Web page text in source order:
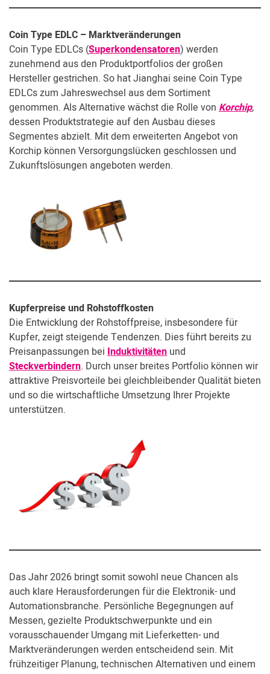
Coin Type EDLC – Marktveränderungen
Coin Type EDLCs (Superkondensatoren) werden
zunehmend aus den Produktportfolios der großen
Hersteller gestrichen. So hat Jianghai seine Coin Type
EDLCs zum Jahreswechsel aus dem Sortiment
genommen. Als Alternative wächst die Rolle von Korchip,
dessen Produktstrategie auf den Ausbau dieses
Segmentes abzielt. Mit dem erweiterten Angebot von
Korchip können Versorgungslücken geschlossen und
Zukunftslösungen angeboten werden.
Kupferpreise und Rohstoffkosten
Die Entwicklung der Rohstoffpreise, insbesondere für
Kupfer, zeigt steigende Tendenzen. Dies führt bereits zu
Preisanpassungen bei Induktivitäten und
Steckverbindern. Durch unser breites Portfolio können wir
attraktive Preisvorteile bei gleichbleibender Qualität bieten
und so die wirtschaftliche Umsetzung Ihrer Projekte
unterstützen.
Das Jahr 2026 bringt somit sowohl neue Chancen als
auch klare Herausforderungen für die Elektronik- und
Automationsbranche. Persönliche Begegnungen auf
Messen, gezielte Produktschwerpunkte und ein
vorausschauender Umgang mit Lieferketten- und
Marktveränderungen werden entscheidend sein. Mit
frühzeitiger Planung, technischen Alternativen und einem